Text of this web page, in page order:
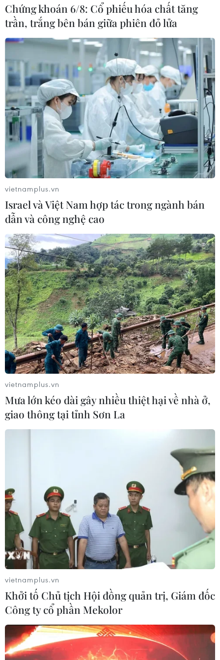
TIN CÙNG CHUYÊN MỤC
Bãi bỏ một số văn bản quy phạm
Khởi tố người đi bộ gây tai nạn chết
người trên quốc lộ ở Quảng Trị
06/08/2026 09:44
Khởi tố Chủ tịch Hội đồng quản trị,
Giám đốc Công ty cổ phần Mekolor
06/08/2026 09:06
Thêm một nhóm dàn cảnh cướp giật
tại khu Tân Huê Viên sa lưới
06/08/2026 05:57
Chứng khoán 6/8: Cổ phiếu hóa chất tăng
trần, trắng bên bán giữa phiên đỏ lửa
vietnamplus.vn
Israel và Việt Nam hợp tác trong ngành bán
dẫn và công nghệ cao
vietnamplus.vn
Mưa lớn kéo dài gây nhiều thiệt hại về nhà ở,
giao thông tại tỉnh Sơn La
vietnamplus.vn
Khởi tố Chủ tịch Hội đồng quản trị, Giám đốc
Công ty cổ phần Mekolor